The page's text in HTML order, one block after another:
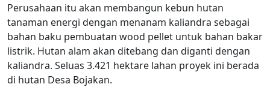
Perusahaan itu akan membangun kebun hutan
tanaman energi dengan menanam kaliandra sebagai
bahan baku pembuatan wood pellet untuk bahan bakar
listrik. Hutan alam akan ditebang dan diganti dengan
kaliandra. Seluas 3.421 hektare lahan proyek ini berada
di hutan Desa Bojakan.